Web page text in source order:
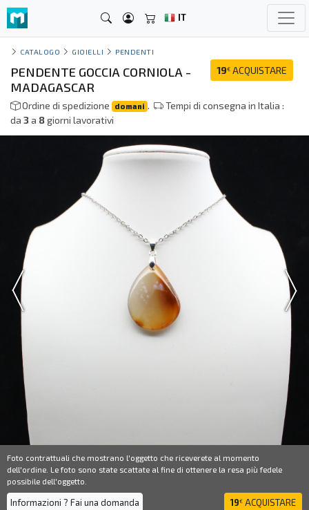
IT
CATALOGO GIOIELLI PENDENTI
19€ ACQUISTARE
PENDENTE GOCCIA CORNIOLA -
MADAGASCAR
Ordine di spedizione domani .
Tempi di consegna in Italia :
da 3a 8giorni lavorativi
Foto contrattuali che mostrano l'oggetto che riceverete al momento
dell'ordine. Le foto sono state scattate al fine di ottenere la resa più fedele
possibile dell'oggetto.
Informazioni ? Fai una domanda 19€ ACQUISTARE